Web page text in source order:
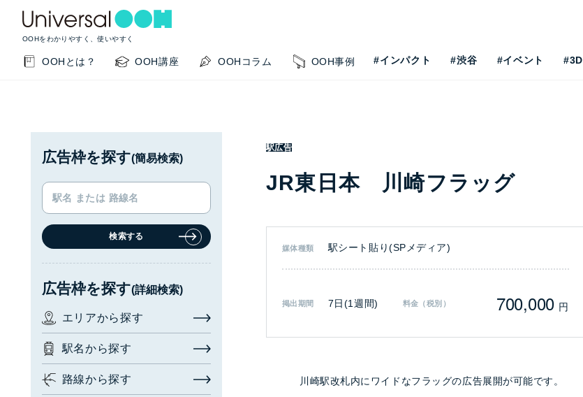
OOHをわかりやすく、使いやすく
OOHとは？ OOH講座 OOHコラム OOH事例 #インパクト #渋谷 #イベント #3D
KEYWORD SEARCH
サイト内検索
閉じる
広告枠を探す
GUIDE
このサイトの使い方
OOH最新事情を知りたい
閉じる
駅広告
JR東日本 川崎フラッグ
媒体種類 駅シート貼り(SPメディア)
掲出期間 7日(1週間) 料金（税別） 700,000 円
川崎駅改札内にワイドなフラッグの広告展開が可能です。
広告枠を探す(簡易検索)
検索する
広告枠を探す(詳細検索)
エリアから探す
駅名から探す
路線から探す